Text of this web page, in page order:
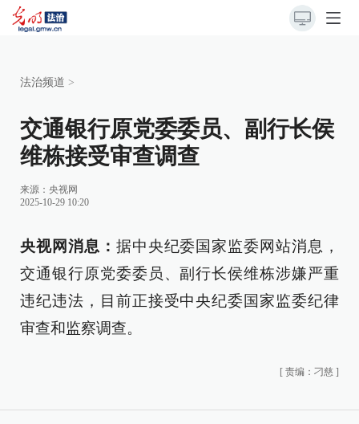
法治频道 >
交通银行原党委委员、副行长侯
维栋接受审查调查
来源： 央视网
2025-10-29 10:20
央视网消息： 据中央纪委国家监委网站消息，
交通银行原党委委员、副行长侯维栋涉嫌严重
违纪违法，目前正接受中央纪委国家监委纪律
审查和监察调查。
[ 责编：刁慈 ]